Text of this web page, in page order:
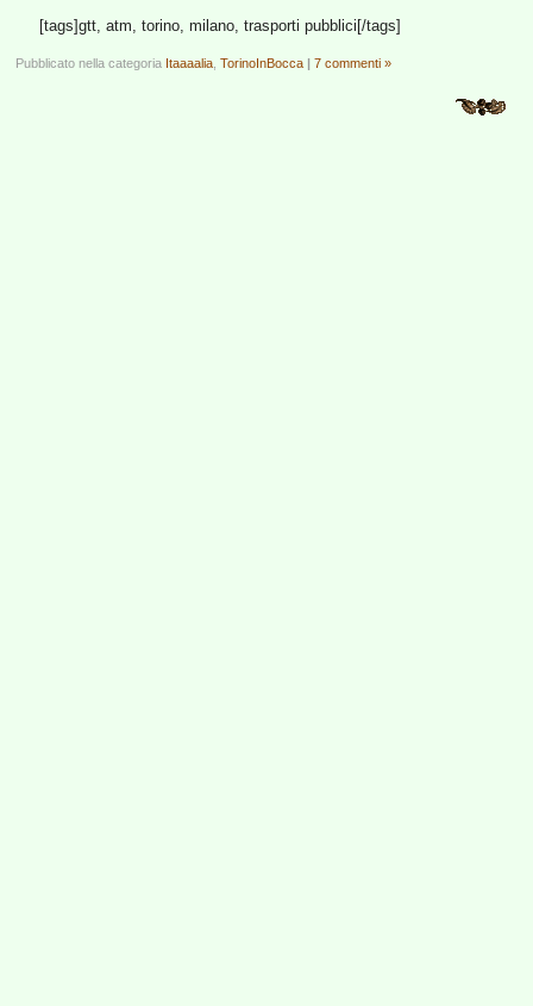
[tags]gtt, atm, torino, milano, trasporti pubblici[/tags]
Pubblicato nella categoria Itaaaalia TorinoInBocca | 7 commenti »